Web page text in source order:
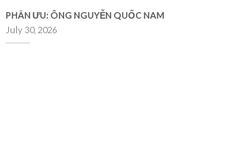
PHÂN ƯU: ÔNG NGUYỄN QUỐC NAM
July 30, 2026